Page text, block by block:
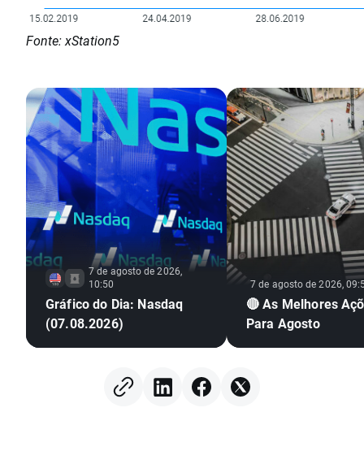
Fonte: xStation5
7 de agosto de 2026,
10:50
Gráfico do Dia: Nasdaq
(07.08.2026)
7 de agosto de 2026,
🔴 As Melhores
Para Agosto